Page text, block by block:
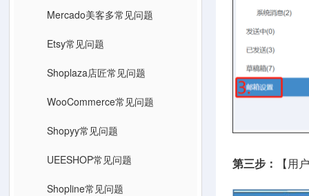
Mercado美客多常见问题
Etsy常见问题
Shoplaza店匠常见问题
WooCommerce常见问题
Shopyy常见问题
UEESHOP常见问题
Shopline常见问题
第三步： 【用